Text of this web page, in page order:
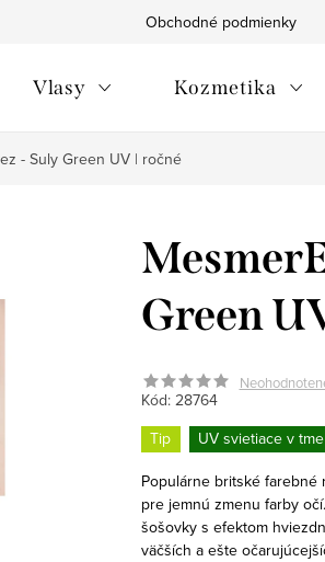
Obchodné podmienky
Vlasy Kozmetika
- Suly Green UV | ročné
Tip UV svietiace v tme
Green
Kód: 28764
Populárne britské
pre jemnú zmenu farby
šošovky s efektom
väčších a ešte